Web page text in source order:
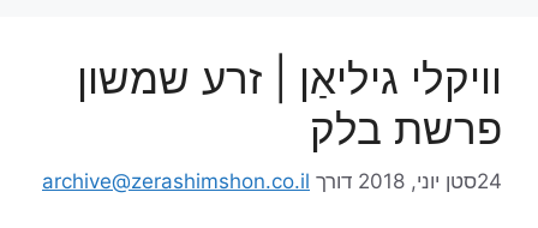
וויקלי גיליאַן | זרע שמשון
פרשת בלק
24סטן יוני, 2018 דורך archive@zerashimshon.co.il